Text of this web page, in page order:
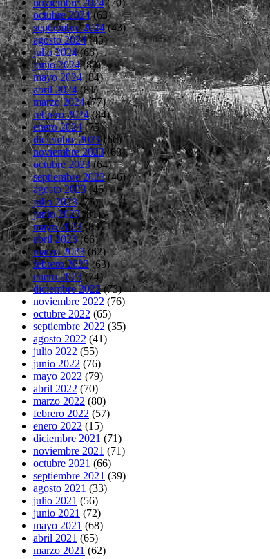
octubre 2024(63)
septiembre 2024(43)
agosto 2024(45)
julio 2024(66)
junio 2024(82)
mayo 2024(84)
abril 2024(81)
marzo 2024(77)
febrero 2024(84)
enero 2024(75)
diciembre 2023(66)
noviembre 2023(68)
octubre 2023(64)
septiembre 2023(46)
agosto 2023(46)
julio 2023(75)
junio 2023(81)
mayo 2023(83)
abril 2023(66)
marzo 2023(62)
febrero 2023(63)
enero 2023(74)
diciembre 2022(73)
noviembre 2022 (76)
octubre 2022 (65)
septiembre 2022 (35)
agosto 2022 (41)
julio 2022 (55)
junio 2022 (76)
mayo 2022 (79)
abril 2022 (70)
marzo 2022 (80)
febrero 2022 (57)
enero 2022 (15)
diciembre 2021 (71)
noviembre 2021 (71)
octubre 2021 (66)
septiembre 2021 (39)
agosto 2021 (33)
julio 2021 (56)
junio 2021 (72)
mayo 2021 (68)
abril 2021 (65)
marzo 2021 (62)